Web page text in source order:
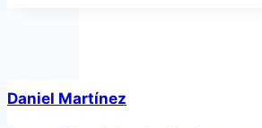
Daniel Martínez